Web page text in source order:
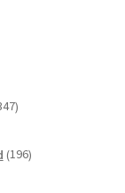
izdelkov
196izdelkov